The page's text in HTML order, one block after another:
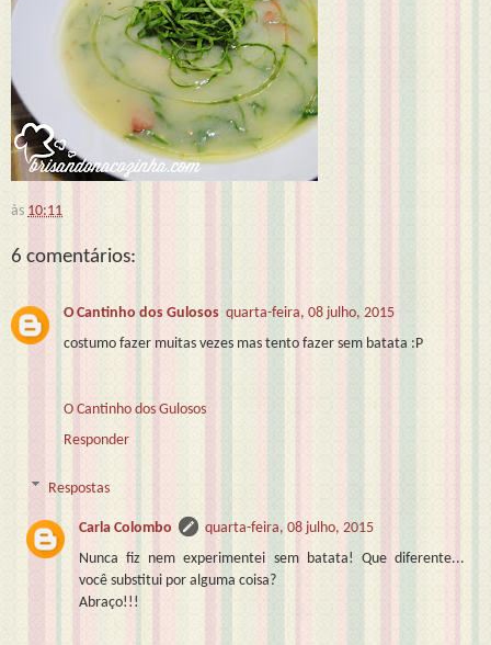
às 10:11
6 comentários:
O Cantinho dos Gulosos quarta-feira, 08 julho, 2015
costumo fazer muitas vezes mas tento fazer sem batata :P
O Cantinho dos Gulosos
Responder
Respostas
Carla Colombo
quarta-feira, 08 julho, 2015
Nunca fiz nem experimentei sem batata! Que diferente...
você substitui por alguma coisa?
Abraço!!!